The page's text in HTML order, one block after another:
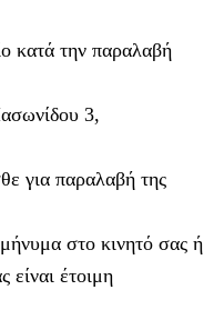
κατά την παραλαβή
3,
για παραλαβή της
στο κινητό σας ή
είναι έτοιμη